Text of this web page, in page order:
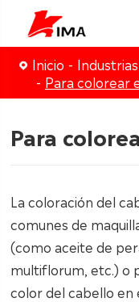
Inicio Industrias
Para colorear
Para
La coloración del
comunes de
(como aceite de
multiflorum, etc.) o
color del cabello en